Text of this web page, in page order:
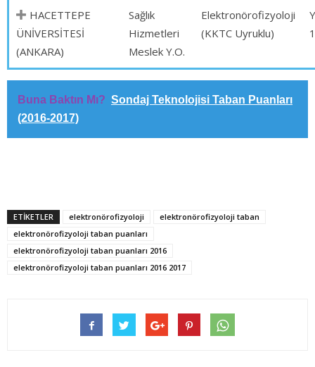
HACETTEPE
ÜNİVERSİTESİ
(ANKARA)
Sağlık
Hizmetleri
Meslek Y.O.
Elektronörofizyoloji
(KKTC Uyruklu)
1
Buna Baktın Mı? Sondaj Teknolojisi Taban Puanları
(2016-2017)
ETİKETLER elektronörofizyoloji
elektronörofizyoloji taban
elektronörofizyoloji taban puanları
elektronörofizyoloji taban puanları 2016
elektronörofizyoloji taban puanları 2016 2017